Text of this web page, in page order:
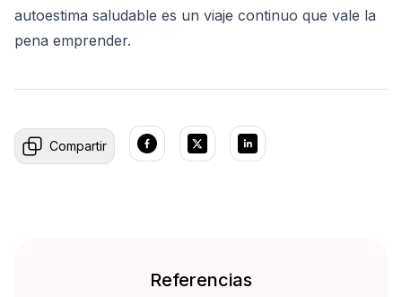
autoestima saludable es un viaje continuo que vale la
pena emprender.
Compartir
Referencias